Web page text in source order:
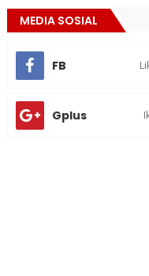
MEDIA SOSIAL
FB
Gplus